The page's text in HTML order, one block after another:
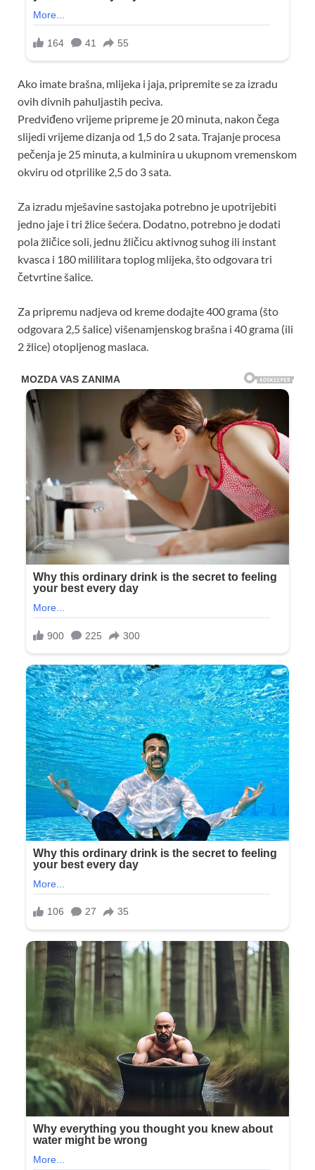
Ako imate brašna, mlijeka i jaja, pripremite se za izradu
ovih divnih pahuljastih peciva.
Predviđeno vrijeme pripreme je 20 minuta, nakon čega
slijedi vrijeme dizanja od 1,5 do 2 sata. Trajanje procesa
pečenja je 25 minuta, a kulminira u ukupnom vremenskom
okviru od otprilike 2,5 do 3 sata.
Za izradu mješavine sastojaka potrebno je upotrijebiti
jedno jaje i tri žlice šećera. Dodatno, potrebno je dodati
pola žličice soli, jednu žličicu aktivnog suhog ili instant
kvasca i 180 mililitara toplog mlijeka, što odgovara tri
četvrtine šalice.
Za pripremu nadjeva od kreme dodajte 400 grama (što
odgovara 2,5 šalice) višenamjenskog brašna i 40 grama (ili
2 žlice) otopljenog maslaca.